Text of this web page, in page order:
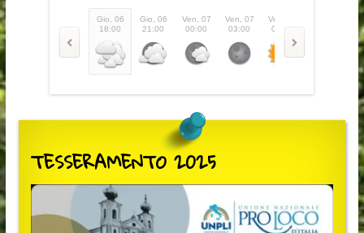
Gio, 06
18:00
Gio, 06
21:00
Ven, 07
00:00
Ven, 07
03:00
Ven, 07
06:00
TESSERAMENTO 2025